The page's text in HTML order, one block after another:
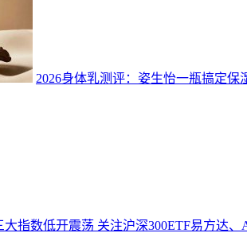
2026身体乳测评：姿生怡一瓶搞定保
大指数低开震荡 关注沪深300ETF易方达、